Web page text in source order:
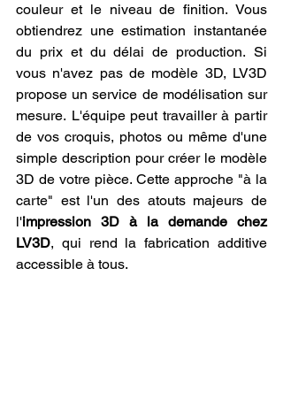
couleur et le niveau de finition. Vous
obtiendrez une estimation instantanée
du prix et du délai de production. Si
vous n'avez pas de modèle 3D, LV3D
propose un service de modélisation sur
mesure. L'équipe peut travailler à partir
de vos croquis, photos ou même d'une
simple description pour créer le modèle
3D de votre pièce. Cette approche "à la
carte" est l'un des atouts majeurs de
l'impression 3D à la demande chez
LV3D, qui rend la fabrication additive
accessible à tous.